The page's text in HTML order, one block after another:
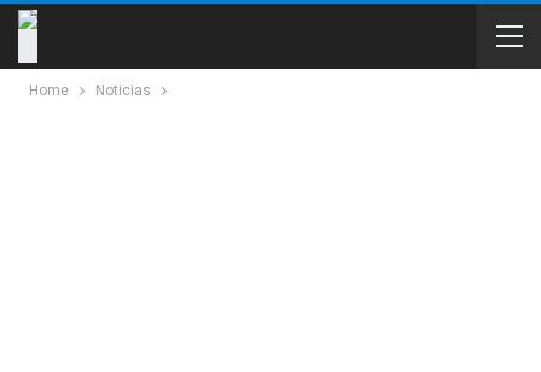
Home Noticias